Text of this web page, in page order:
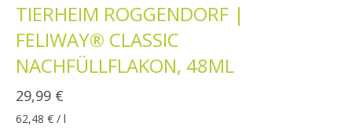
TIERHEIM ROGGENDORF |
FELIWAY® CLASSIC
NACHFÜLLFLAKON, 48ML
29,99 €
62,48 € / l